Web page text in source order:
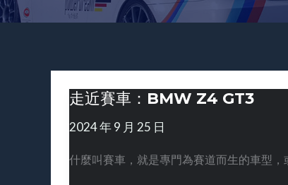
走近賽車：BMW Z4 GT3
2024 年 9 月 25 日
什麼叫賽車，就是專門為賽道而生的車型
走
車：